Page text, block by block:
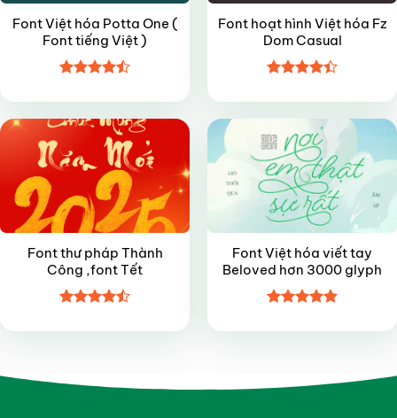
Font Việt hóa Potta One (
Font tiếng Việt )
hạng4.5
5 sao
Font hoạt hình Việt hóa Fz
Dom Casual
hạng4.4
Font thư pháp Thành
Công ,font Tết
hạng4.5
Font Việt hóa viết tay
Beloved hơn 3000 glyph
hạng55